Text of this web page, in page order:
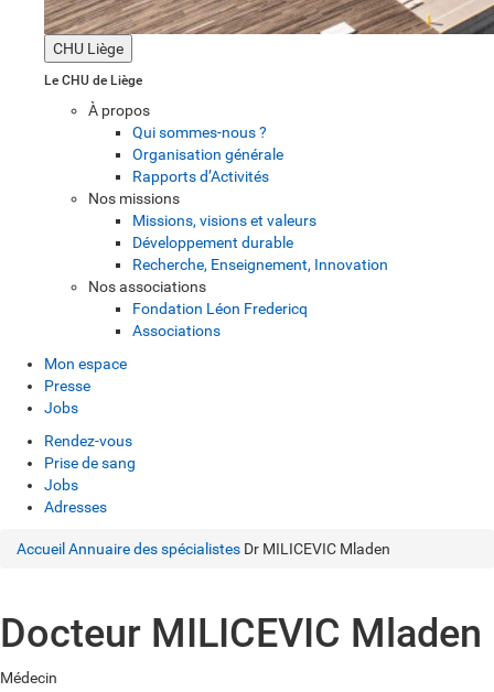
CHU Liège
Le CHU de Liège
À propos
Qui sommes-nous ?
Organisation générale
Rapports d’Activités
Nos missions
Missions, visions et valeurs
Développement durable
Recherche, Enseignement, Innovation
Nos associations
Fondation Léon Fredericq
Associations
Mon espace
Presse
Jobs
Rendez-vous
Prise de sang
Jobs
Adresses
Accueil Annuaire des spécialistes Dr MILICEVIC Mladen
Docteur MILICEVIC Mladen
Médecin